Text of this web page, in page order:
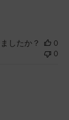
したか？
0
0